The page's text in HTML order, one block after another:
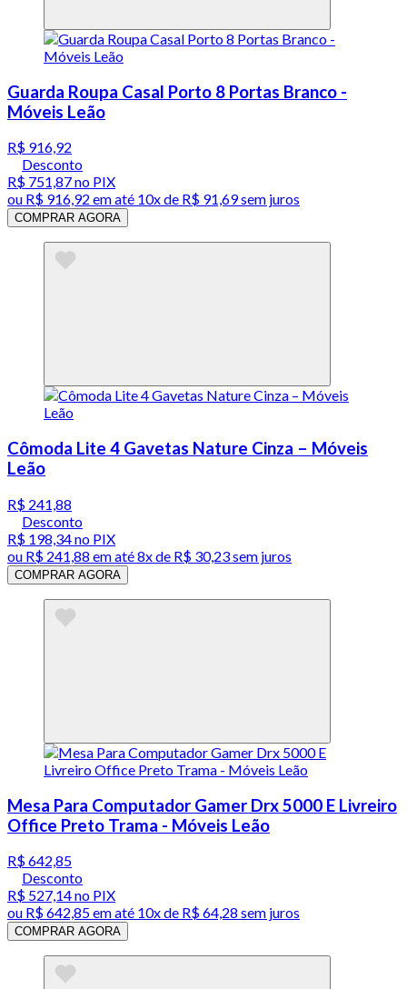
Guarda Roupa Casal Porto 8 Portas Branco -
Móveis Leão
R$ 916,92
Desconto
R$ 751,87no PIX
ou R$ 916,92 em até 10x de R$ 91,69 sem juros
COMPRAR AGORA
Cômoda Lite 4 Gavetas Nature Cinza – Móveis
Leão
R$ 241,88
Desconto
R$ 198,34no PIX
ou R$ 241,88 em até8x de R$ 30,23 sem juros
COMPRAR AGORA
Mesa Para Computador Gamer Drx 5000 E Livreiro
Office Preto Trama - Móveis Leão
R$ 642,85
Desconto
R$ 527,14no PIX
ou R$ 642,85em até 10x de R$ 64,28 sem juros
COMPRAR AGORA